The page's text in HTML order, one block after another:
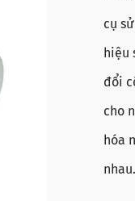
cụ
hiệu
đổi
cho
hóa
nhau.